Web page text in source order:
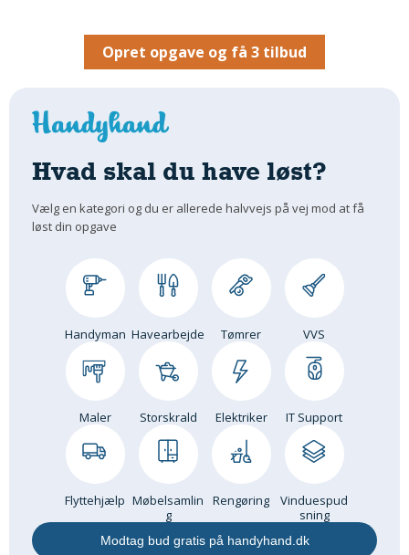
Kan Det Males?
Reparationer
Om Materialer
GLARMESTER
Om Materialer
HANDYMAN
GARTNER
Opret opgave og få 3 tilbud
Hvad skal du have løst?
Vælg en kategori og du er allerede halvvejs på vej mod at få
løst din opgave
Handyman Havearbejde Tømrer VVS
Maler Storskrald Elektriker IT Support
Flyttehjælp Møbelsamlin
g
Rengøring
Vinduespud
sning
Modtag bud gratis på handyhand.dk